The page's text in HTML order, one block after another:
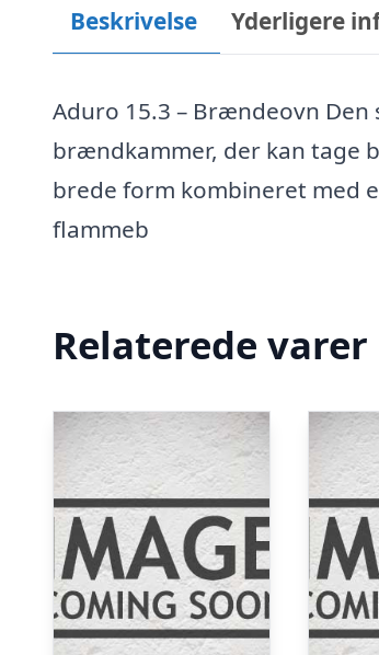
Beskrivelse Yderligere
Aduro 15.3 – Brændeovn
brændkammer, der kan tage
brede form kombineret med
flammeb
Relaterede varer